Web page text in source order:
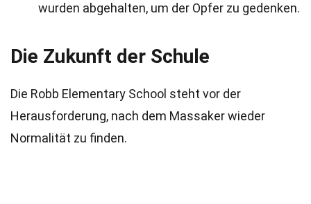
wurden abgehalten, um der Opfer zu gedenken.
Die Zukunft der Schule
Die Robb Elementary School steht vor der
Herausforderung, nach dem Massaker wieder
Normalität zu finden.